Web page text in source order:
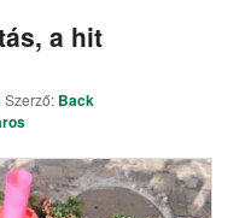
a hit
Szerző: Back